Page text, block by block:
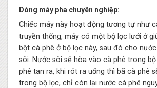
Dòng máy pha chuyên nghiệp:
Chiếc máy này hoạt động tương tự như
truyền thống, máy có một bộ lọc lưới ở
bột cà phê ở bộ lọc này, sau đó cho
sôi. Nước sôi sẽ hòa vào cà phê trong
phê tan ra, khi rót ra uống thì bã cà phê
trong bộ lọc, chỉ còn lại nước cà phê